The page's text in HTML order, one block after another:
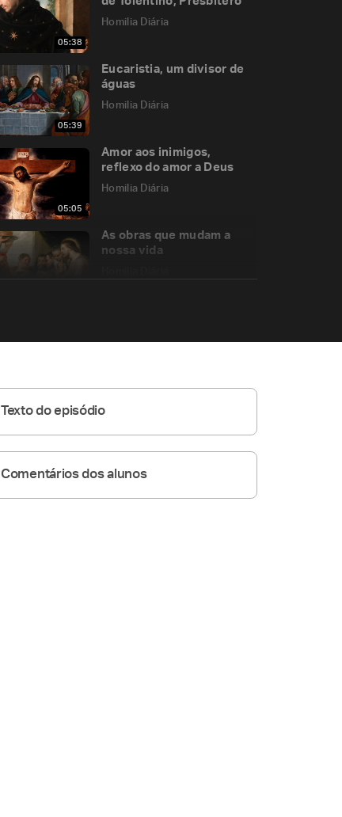
05:38
Homilia Diária
05:39
Eucaristia, um divisor de
águas
Homilia Diária
05:05
Amor aos inimigos,
reflexo do amor a Deus
Homilia Diária
As obras que mudam a
nossa vida
Texto do episódio
Comentários dos alunos